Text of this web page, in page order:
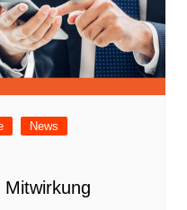
News